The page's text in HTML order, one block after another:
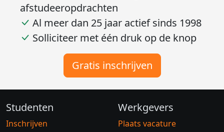
afstudeeropdrachten
Al meer dan 25 jaar actief sinds 1998
Solliciteer met één druk op de knop
Gratis inschrijven
Studenten
Inschrijven
Werkgevers
Plaats vacature